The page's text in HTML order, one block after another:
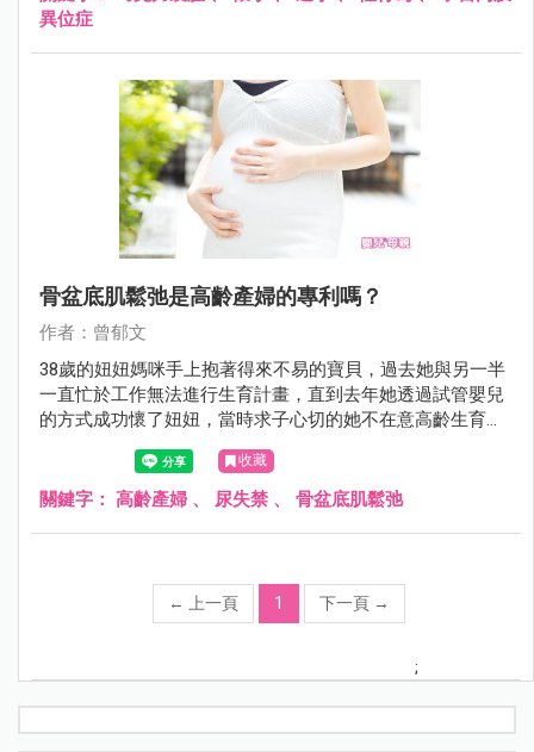
異位症
骨盆底肌鬆弛是高齡產婦的專利嗎？
作者：曾郁文
38歲的妞妞媽咪手上抱著得來不易的寶貝，過去她與另一半
一直忙於工作無法進行生育計畫，直到去年她透過試管嬰兒
的方式成功懷了妞妞，當時求子心切的她不在意高齡生育的
辛勞，一心只希望寶寶健康平安，如今她終於把妞妞生下來
了，但卻出現了當時沒想到的婦科困擾，頻尿、漏尿、腹部
有垂墜感、私密處鬆弛、便祕等…等症狀率續出現！因此門
收藏
關鍵字： 高齡產婦 、 尿失禁 、 骨盆底肌鬆弛
← 上一頁 1 下一頁 →
;